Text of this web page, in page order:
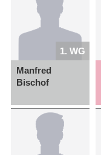
1. WG
Manfred
Bischof